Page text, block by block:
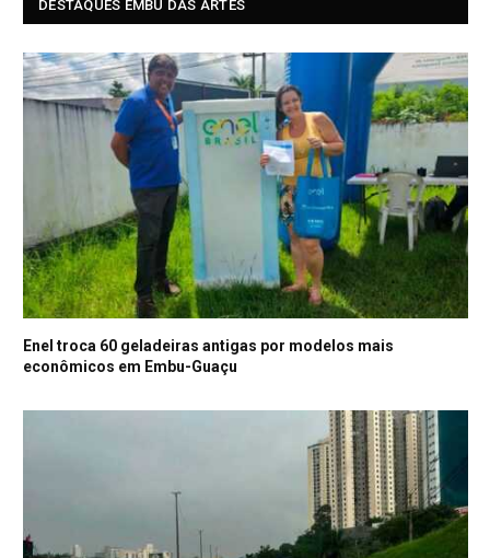
DESTAQUES EMBU DAS ARTES
Enel troca 60 geladeiras antigas por modelos mais
econômicos em Embu-Guaçu